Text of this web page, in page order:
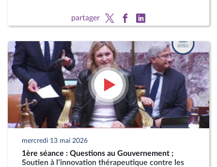
partager
mercredi 13 mai 2026
1ère séance : Questions au Gouvernement ;
Soutien à l’innovation thérapeutique contre les